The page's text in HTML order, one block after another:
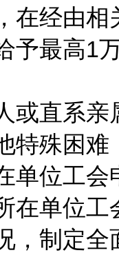
在经由
予最高1
或直系
特殊困
单位工会
在单位
，制定